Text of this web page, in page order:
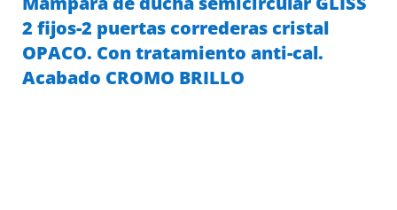
2 fijos-2 puertas correderas cristal
OPACO. Con tratamiento anti-cal.
Acabado CROMO BRILLO